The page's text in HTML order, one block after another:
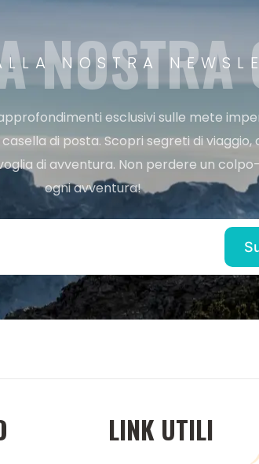
NOSTRA
NOSTRA
esclusivi sulle mete
di posta. Scopri segreti di
di avventura. Non perdere un
ogni avventura!
LINK UTILI